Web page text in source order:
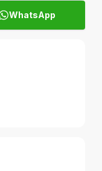
WhatsApp